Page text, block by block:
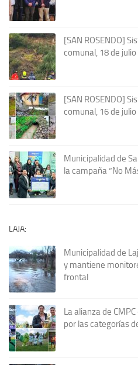
[SAN ROSENDO]
comunal, 18 de
[SAN ROSENDO]
comunal, 16 de
Municipalidad de
la campaña “No
LAJA:
Municipalidad de
y mantiene
frontal
La alianza de
por las categorías